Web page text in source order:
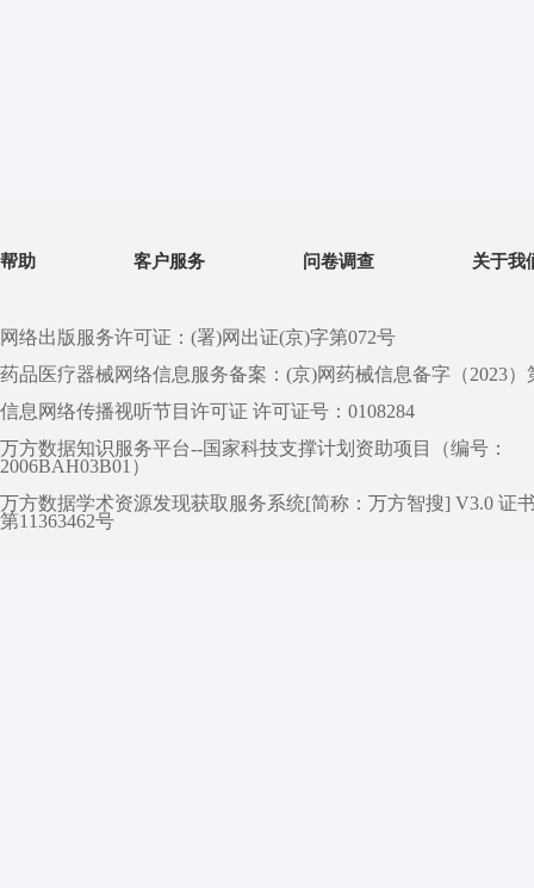
帮助 客户服务 问卷调查 关于我
网络出版服务许可证：(署)网出证(京)字第072号
药品医疗器械网络信息服务备案：(京)网药械信息备字（2023）
信息网络传播视听节目许可证 许可证号：0108284
万方数据知识服务平台--国家科技支撑计划资助项目（编号：
2006BAH03B01）
万方数据学术资源发现获取服务系统[简称：万方智搜] V3.0 证
第11363462号